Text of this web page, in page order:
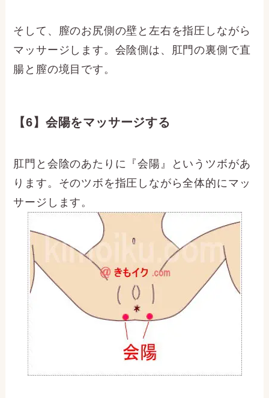
そして、膣のお尻側の壁と左右を指圧しながら
マッサージします。会陰側は、肛門の裏側で直
腸と膣の境目です。
【6】会陽をマッサージする
肛門と会陰のあたりに『会陽』というツボがあ
ります。そのツボを指圧しながら全体的にマッ
サージします。